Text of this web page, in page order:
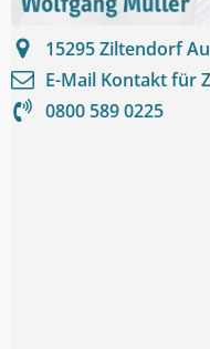
15295Ziltendorf
E-Mail Kontakt für
0800 589 0225